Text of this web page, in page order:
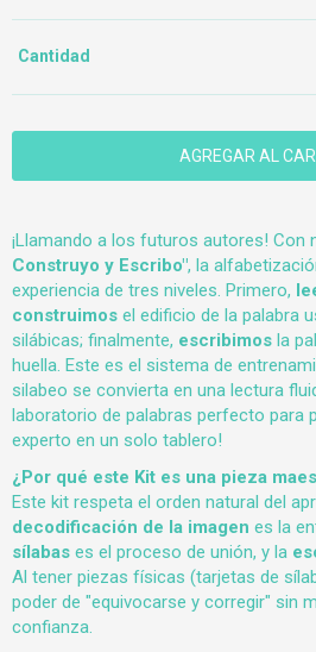
Cantidad
¡Llamando a los futuros autores! Con
Construyo y Escribo", la
experiencia de tres niveles. Primero,
construimos el edificio de la palabra
silábicas; finalmente, escribimos la
huella. Este es el sistema de
silabeo se convierta en una lectura
laboratorio de palabras perfecto para
experto en un solo tablero!
¿Por qué este Kit es una pieza
Este kit respeta el orden natural del
decodificación de la imagen es la
sílabas es el proceso de unión, y la
Al tener piezas físicas (tarjetas de
poder de "equivocarse y corregir" sin
confianza.